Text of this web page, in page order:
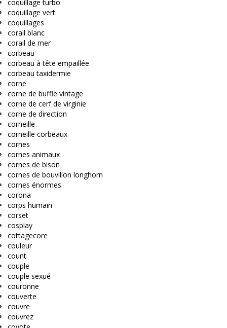
coquillage turbo
coquillage vert
coquillages
corail blanc
corail de mer
corbeau
corbeau à tête empaillée
corbeau taxidermie
corne
corne de buffle vintage
corne de cerf de virginie
corne de direction
corneille
corneille corbeaux
cornes
cornes animaux
cornes de bison
cornes de bouvillon longhorn
cornes énormes
corona
corps humain
corset
cosplay
cottagecore
couleur
count
couple
couple sexué
couronne
couverte
couvre
couvrez